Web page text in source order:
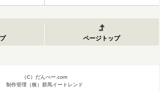
ページトップ
（C）だんべー.com
制作管理（株）群馬イートレンド